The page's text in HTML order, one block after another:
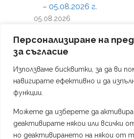
Персонализиране на
за съгласие
Използваме бисквитки, за да ви
навигирате ефективно и да
функции.
Можете да изберете да
деактивирате някои или всички
но деактивирането на някои от
– 05.08.2026 г.
05.08.2026
Политика на
Изработка на сайт от